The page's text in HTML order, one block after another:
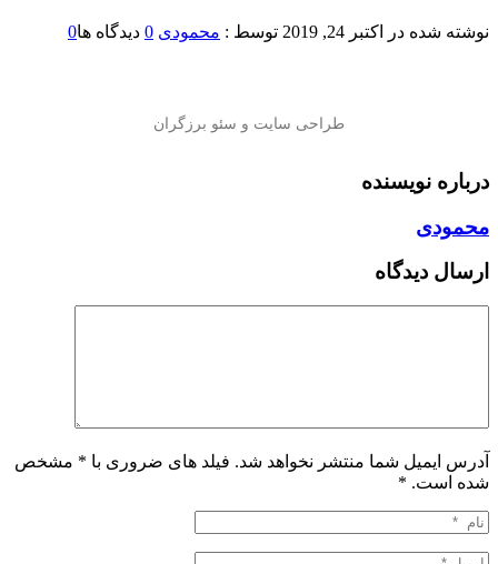
نوشته شده در اکتبر 24, 2019 توسط : محمودی 0 دیدگاه ها0
درباره نویسنده
محمودی
ارسال دیدگاه
آدرس ایمیل شما منتشر نخواهد شد. فیلد های ضروری با * مشخص
شده است. *